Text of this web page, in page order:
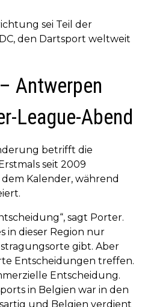
sei Teil der
den Dartsport weltweit
Antwerpen
League-Abend
betrifft die
seit 2009
Kalender, während
sagt Porter.
in dieser Region nur
gibt. Aber
Entscheidungen treffen.
Entscheidung.
in Belgien war in den
und Belgien verdient